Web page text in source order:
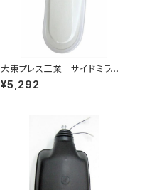
大東プレス工業 サイドミラー/
バックミラーH400 小判 DI-
8 DI-8
¥5,292